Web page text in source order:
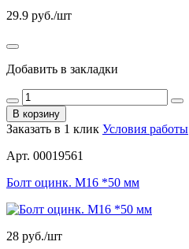
29.9 руб./шт
Добавить в закладки
В корзину
Заказать в 1 клик Условия работы
Арт. 00019561
Болт оцинк. М16 *50 мм
28 руб./шт